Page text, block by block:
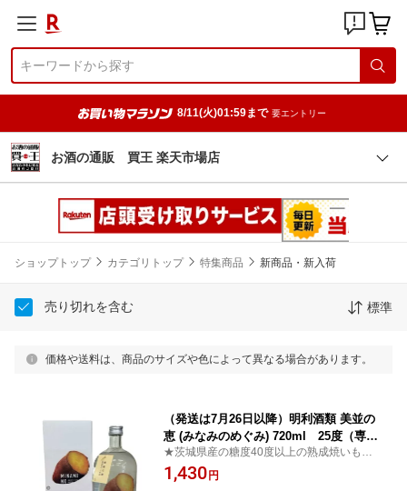
8/11(火)01:59まで 要エントリー
お酒の通販 買王 楽天市場店
ショップトップ カテゴリトップ 特集商品 新商品・新入荷
売り切れを含む 標準
価格や送料は、商品のサイズや色によって異なる場合があります。
（発送は7月26日以降）明利酒類 美並の
恵 (みなみのめぐみ) 720ml 25度（専用
ギフト箱付き）焼酎 芋
★茨城県産の糖度40度以上の熟成焼いもを
使用！★
1,430円